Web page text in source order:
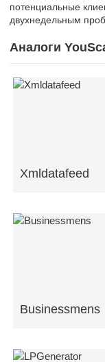
потенциальные
двухнедельным
Аналоги
Xmldatafeed
Businessmens